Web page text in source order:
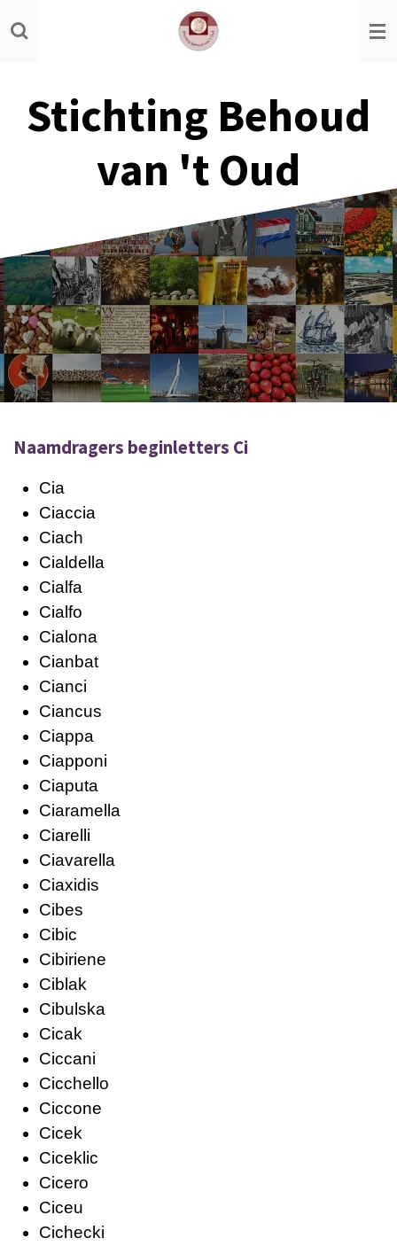
Ga
direct
hoofdinhoud
Stichting Behoud
van 't Oud
Naamdragers beginletters Ci
Cia
Ciaccia
Ciach
Cialdella
Cialfa
Cialfo
Cialona
Cianbat
Cianci
Ciancus
Ciappa
Ciapponi
Ciaputa
Ciaramella
Ciarelli
Ciavarella
Ciaxidis
Cibes
Cibic
Cibiriene
Ciblak
Cibulska
Cicak
Ciccani
Cicchello
Ciccone
Cicek
Ciceklic
Cicero
Ciceu
Cichecki